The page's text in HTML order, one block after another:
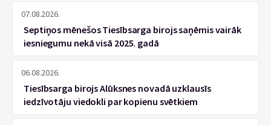
07.08.2026.
Septiņos mēnešos Tiesībsarga birojs saņēmis vairāk
iesniegumu nekā visā 2025. gadā
06.08.2026.
Tiesībsarga birojs Alūksnes novadā uzklausīs
iedzīvotāju viedokli par kopienu svētkiem